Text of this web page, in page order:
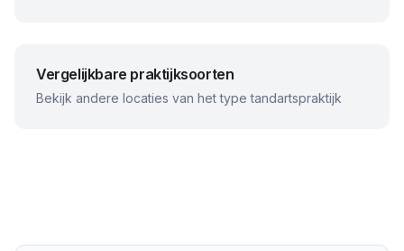
Vergelijkbare praktijksoorten
Bekijk andere locaties van het type tandartspraktijk